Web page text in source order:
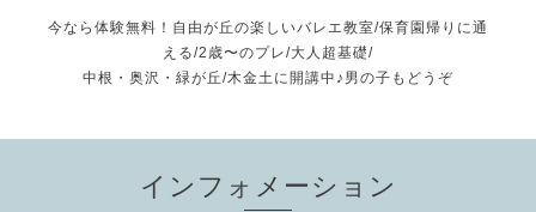
今なら体験無料！自由が丘の楽しいバレエ教室/保育園帰りに通
える/2歳〜のプレ/大人超基礎/
中根・奥沢・緑が丘/木金土に開講中♪男の子もどうぞ
インフォメーション